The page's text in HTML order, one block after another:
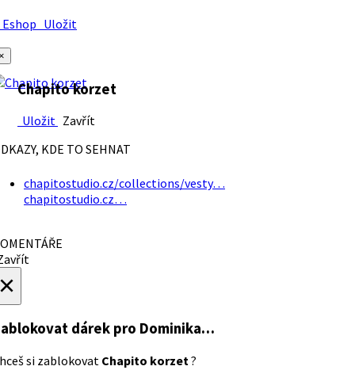
Uložit
Chapito korzet
Uložit Zavřít
KDE TO SEHNAT
chapitostudio.cz/collections/vesty…
chapitostudio.cz…
dárek pro Dominika…
si zablokovat Chapito korzet?